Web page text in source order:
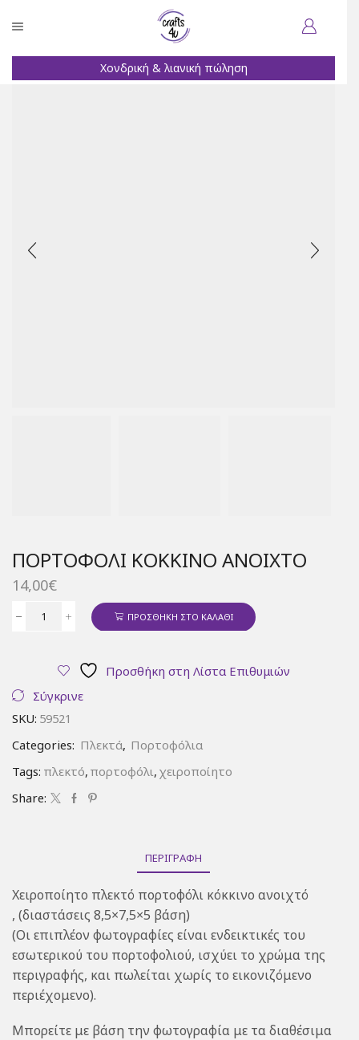
Χονδρική & λιανική πώληση
ΠΟΡΤΟΦΌΛΙ ΚΌΚΚΙΝΟ ΑΝΟΙΧΤΌ
14,00€
Πορτοφόλι
ποσότητα
ΠΡΟΣΘΉΚΗ ΣΤΟ ΚΑΛΆΘΙ
Προσθήκη στη Λίστα Επιθυμιών
Σύγκρινε
SKU: 59521
Categories: Πλεκτά, Πορτοφόλια
Tags: πλεκτό, πορτοφόλι, χειροποίητο
Share:
ΠΕΡΙΓΡΑΦΉ
Χειροποίητο πλεκτό πορτοφόλι κόκκινο ανοιχτό
, (διαστάσεις 8,5×7,5×5 βάση)
(Οι επιπλέον φωτογραφίες είναι ενδεικτικές του
εσωτερικού του πορτοφολιού, ισχύει το χρώμα της
περιγραφής, και πωλείται χωρίς το εικονιζόμενο
περιέχομενο).
Μπορείτε με βάση την φωτογραφία με τα διαθέσιμα